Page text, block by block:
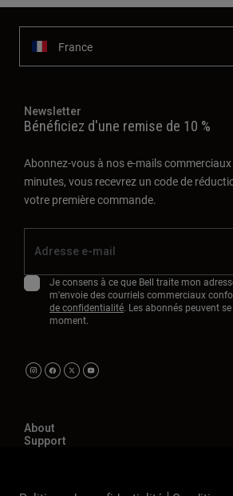
France
Newsletter
Bénéficiez d'une remise de 10 %
Abonnez-vous à nos e-mails
minutes, vous recevrez un code de
votre première commande.
Je consens à ce que Bell traite mon
m'envoie des courriels commerciaux
de confidentialité. Les abonnés peuvent
moment.
About
Support